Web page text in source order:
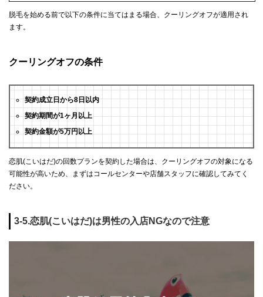
脱毛を始める前で以下の条件に当てはまる場合、クーリングオフが適用され
ます。
クーリングオフの条件
契約成立日から8日以内
契約期間が1ヶ月以上
契約金額が5万円以上
恋肌(こいはだ)の回数プランを契約した場合は、クーリングオフの対象になる
可能性が高いため、まずはコールセンターや店舗スタッフに確認してみてく
ださい。
3-5.恋肌(こいはだ)は男性の入店NGなので注意